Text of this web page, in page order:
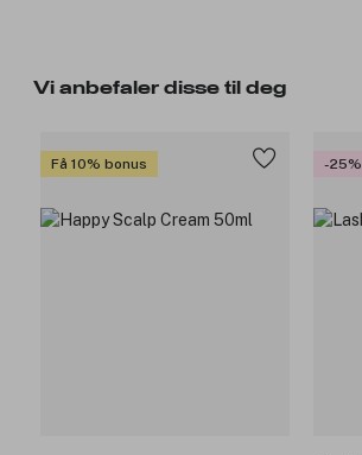
Vi anbefaler disse til deg
Få 10% bonus -25%